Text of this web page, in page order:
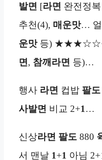
발면 [라면 완전정
추천(4), 매운맛… 얼
운맛등) ★★★☆☆중
면 , 참깨라면 등)…
행사 라면 컵밥 팔도
사발면 비교 2+1 …
신상라면 팔도 880
서 맨날 1+1 아님